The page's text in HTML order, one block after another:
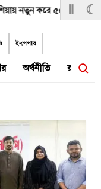
নতুন করে ৫০ হাজার ☾
ই-পেপার
অর্থনীতি রাজনীতি